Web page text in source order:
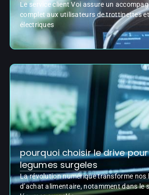
Le service client Voi assure un
complet aux utilisateurs de trottinettes
électriques
pourquoi choisir le drive
legumes surgeles
La révolution numérique transforme nos
d’achat alimentaire, notamment dans le